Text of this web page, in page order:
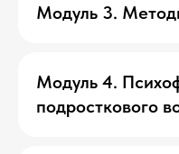
Модуль 3.
Модуль 4.
подросткового